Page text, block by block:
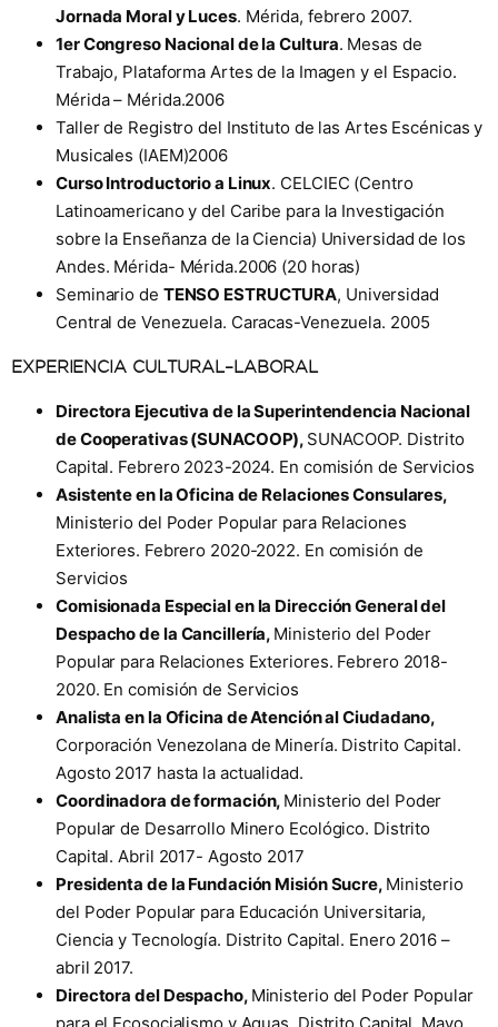
Jornada Moral y Luces. Mérida, febrero 2007.
1er Congreso Nacional de la Cultura. Mesas de
Trabajo, Plataforma Artes de la Imagen y el Espacio.
Mérida – Mérida.2006
Taller de Registro del Instituto de las Artes Escénicas y
Musicales (IAEM)2006
Curso Introductorio a Linux. CELCIEC (Centro
Latinoamericano y del Caribe para la Investigación
sobre la Enseñanza de la Ciencia) Universidad de los
Andes. Mérida- Mérida.2006 (20 horas)
Seminario de TENSO ESTRUCTURA, Universidad
Central de Venezuela. Caracas-Venezuela. 2005
EXPERIENCIA CULTURAL–LABORAL
Directora Ejecutiva de la Superintendencia Nacional
de Cooperativas (SUNACOOP), SUNACOOP. Distrito
Capital. Febrero 2023-2024. En comisión de Servicios
Asistente en la Oficina de Relaciones Consulares,
Ministerio del Poder Popular para Relaciones
Exteriores. Febrero 2020-2022. En comisión de
Servicios
Comisionada Especial en la Dirección General del
Despacho de la Cancillería, Ministerio del Poder
Popular para Relaciones Exteriores. Febrero 2018-
2020. En comisión de Servicios
Analista en la Oficina de Atención al Ciudadano,
Corporación Venezolana de Minería. Distrito Capital.
Agosto 2017 hasta la actualidad.
Coordinadora de formación, Ministerio del Poder
Popular de Desarrollo Minero Ecológico. Distrito
Capital. Abril 2017- Agosto 2017
Presidenta de la Fundación Misión Sucre, Ministerio
del Poder Popular para Educación Universitaria,
Ciencia y Tecnología. Distrito Capital. Enero 2016 –
abril 2017.
Directora del Despacho, Ministerio del Poder Popular